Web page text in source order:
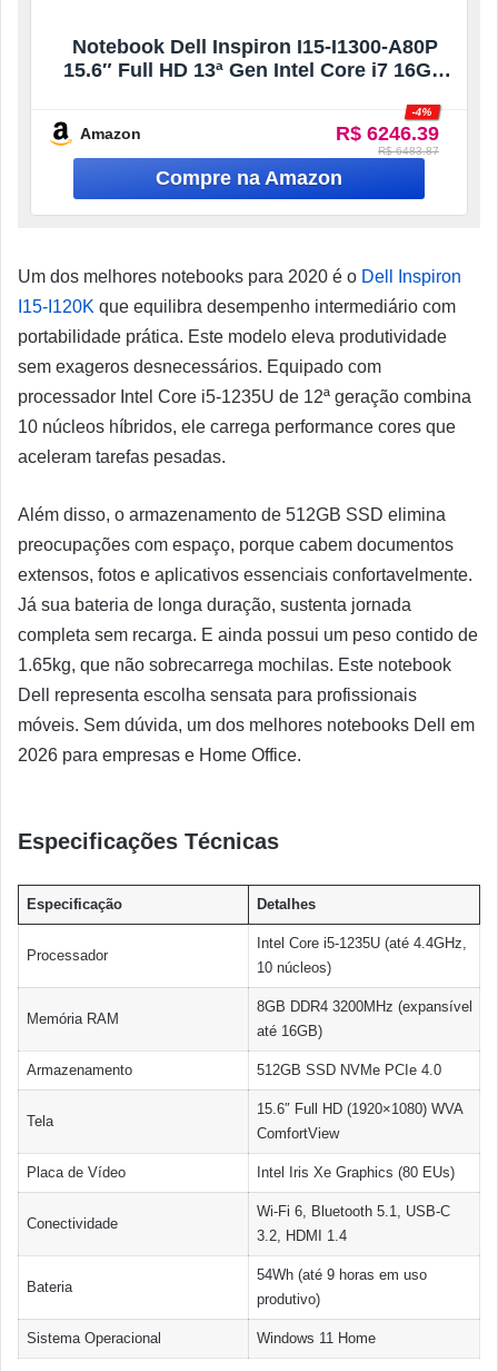
Notebook Dell Inspiron I15-I1300-A80P
15.6″ Full HD 13ª Gen Intel Core i7 16GB
Microsoft 365 Family (12 meses) até 6
Amazon R$ 6246.39
-4%
R$ 6483.87
Um dos melhores notebooks para 2020 é o Dell Inspiron
I15-I120K que equilibra desempenho intermediário com
portabilidade prática. Este modelo eleva produtividade
sem exageros desnecessários. Equipado com
processador Intel Core i5-1235U de 12ª geração combina
10 núcleos híbridos, ele carrega performance cores que
aceleram tarefas pesadas.
Além disso, o armazenamento de 512GB SSD elimina
preocupações com espaço, porque cabem documentos
extensos, fotos e aplicativos essenciais confortavelmente.
Já sua bateria de longa duração, sustenta jornada
completa sem recarga. E ainda possui um peso contido de
1.65kg, que não sobrecarrega mochilas. Este notebook
Dell representa escolha sensata para profissionais
móveis. Sem dúvida, um dos melhores notebooks Dell em
2026 para empresas e Home Office.
Especificações Técnicas
Especificação Detalhes
Processador
Intel Core i5-1235U (até 4.4GHz,
10 núcleos)
Memória RAM
8GB DDR4 3200MHz (expansível
até 16GB)
Armazenamento 512GB SSD NVMe PCIe 4.0
Tela
15.6″ Full HD (1920×1080) WVA
ComfortView
Placa de Vídeo Intel Iris Xe Graphics (80 EUs)
Conectividade
Wi-Fi 6, Bluetooth 5.1, USB-C
3.2, HDMI 1.4
Bateria
54Wh (até 9 horas em uso
produtivo)
Sistema Operacional Windows 11 Home